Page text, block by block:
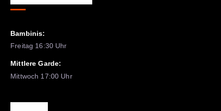
Bambinis:
Freitag 16:30 Uhr
Mittlere Garde:
Mittwoch 17:00 Uhr